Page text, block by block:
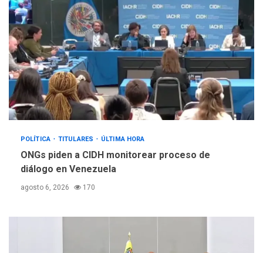
POLÍTICA TITULARES ÚLTIMA HORA
ONGs piden a CIDH monitorear proceso de
diálogo en Venezuela
agosto 6, 2026 170